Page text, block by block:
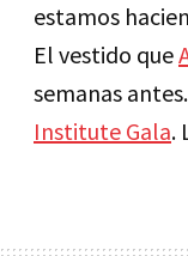
estamos
El vestido que
semanas
Institute Gala.